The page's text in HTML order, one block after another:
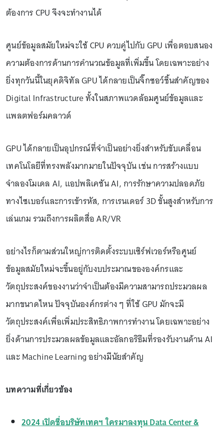
ต้องการ CPU จึงจะทำงานได้
ศูนย์ข้อมูลสมัยใหม่จะใช้ CPU ควบคู่ไปกับ GPU เพื่อตอบสนอง
ความต้องการด้านการคำนวณข้อมูลที่เพิ่มขึ้น โดยเฉพาะอย่าง
ยิ่งทุกวันนี้ในยุคดิจิทัล GPU ได้กลายเป็นจิ๊กซอว์ชิ้นสำคัญของ
Digital Infrastructure ทั้งในสภาพแวดล้อมศูนย์ข้อมูลและ
แพลตฟอร์มคลาวด์
GPU ได้กลายเป็นอุปกรณ์ที่จำเป็นอย่างยิ่งสำหรับขับเคลื่อน
เทคโนโลยีที่ทรงพลังมากมายในปัจจุบัน เช่น การสร้างแบบ
จำลองโมเดล AI, แอปพลิเคชัน AI, การรักษาความปลอดภัย
ทางไซเบอร์และการเข้ารหัส, การเรนเดอร์ 3D ขั้นสูงสำหรับการ
เล่นเกม รวมถึงการผลิตสื่อ AR/VR
อย่างไรก็ตามส่วนใหญ่การติดตั้งระบบเซิร์ฟเวอร์หรือศูนย์
ข้อมูลสมัยใหม่จะขึ้นอยู่กับงบประมาณขององค์กรและ
วัตถุประสงค์ของงานว่าจำเป็นต้องมีความสามารถประมวลผล
มากขนาดไหน ปัจจุบันองค์กรต่าง ๆ ที่ใช้ GPU มักจะมี
วัตถุประสงค์เพื่อเพิ่มประสิทธิภาพการทำงาน โดยเฉพาะอย่าง
ยิ่งด้านการประมวลผลข้อมูลและอัลกอริธึมที่รองรับงานด้าน AI
และ Machine Learning อย่างมีนัยสำคัญ
บทความที่เกี่ยวข้อง
2024 เปิดชื่อบริษัทเทคฯ ใครมาลงทุน Data Center &